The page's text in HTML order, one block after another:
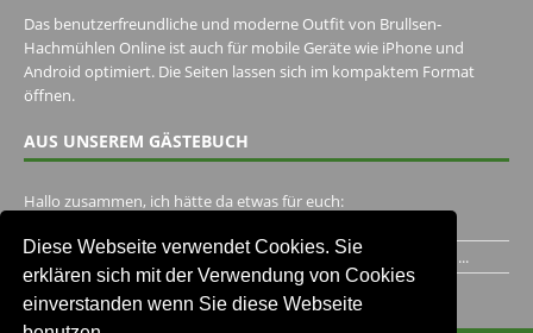
Diese Webseite verwendet Cookies. Sie
erklären sich mit der Verwendung von Cookies
einverstanden wenn Sie diese Webseite
Das benutzerfreundliche und moderne Outfit von Brullsen-
Hachmühlen Online ist auch für mobile Geräte wie iPhone und
Android optimiert. Die Seiten lassen sich im kompaktem Format
öffnen.
AUS UNSEREM GÄSTEBUCH
Hallo zusammen, ich hätte da etwas für euch:
Ich habe ein Jahr im Gasthaus Hugo Pape verbracht..Habe ihn...
Unser Gästebuch besuchen